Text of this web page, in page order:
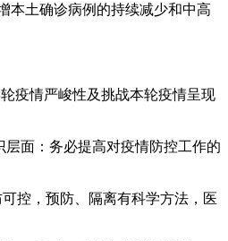
本土确诊病例的持续减少和中高
疫情严峻性及挑战本轮疫情呈现
面：务必提高对疫情防控工作的
控，预防、隔离有科学方法，医